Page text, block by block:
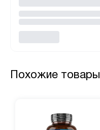
Похожие товары